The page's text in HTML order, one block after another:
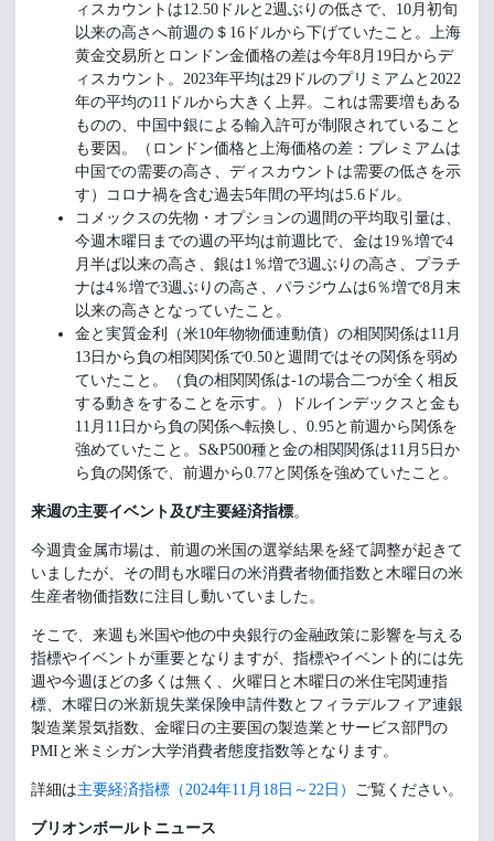
ィスカウントは12.50ドルと2週ぶりの低さで、10月初旬
以来の高さへ前週の＄16ドルから下げていたこと。上海
黄金交易所とロンドン金価格の差は今年8月19日からデ
ィスカウント。2023年平均は29ドルのプリミアムと2022
年の平均の11ドルから大きく上昇。これは需要増もある
ものの、中国中銀による輸入許可が制限されていること
も要因。（ロンドン価格と上海価格の差：プレミアムは
中国での需要の高さ、ディスカウントは需要の低さを示
す）コロナ禍を含む過去5年間の平均は5.6ドル。
コメックスの先物・オプションの週間の平均取引量は、
今週木曜日までの週の平均は前週比で、金は19％増で4
月半ば以来の高さ、銀は1％増で3週ぶりの高さ、プラチ
ナは4％増で3週ぶりの高さ、パラジウムは6％増で8月末
以来の高さとなっていたこと。
金と実質金利（米10年物物価連動債）の相関関係は11月
13日から負の相関関係で0.50と週間ではその関係を弱め
ていたこと。（負の相関関係は-1の場合二つが全く相反
する動きをすることを示す。）ドルインデックスと金も
11月11日から負の関係へ転換し、0.95と前週から関係を
強めていたこと。S&P500種と金の相関関係は11月5日か
ら負の関係で、前週から0.77と関係を強めていたこと。
来週の主要イベント及び主要経済指標。
今週貴金属市場は、前週の米国の選挙結果を経て調整が起きて
いましたが、その間も水曜日の米消費者物価指数と木曜日の米
生産者物価指数に注目し動いていました。
そこで、来週も米国や他の中央銀行の金融政策に影響を与える
指標やイベントが重要となりますが、指標やイベント的には先
週や今週ほどの多くは無く、火曜日と木曜日の米住宅関連指
標、木曜日の米新規失業保険申請件数とフィラデルフィア連銀
製造業景気指数、金曜日の主要国の製造業とサービス部門の
PMIと米ミシガン大学消費者態度指数等となります。
詳細は主要経済指標（2024年11月18日～22日） ご覧ください。
ブリオンボールトニュース